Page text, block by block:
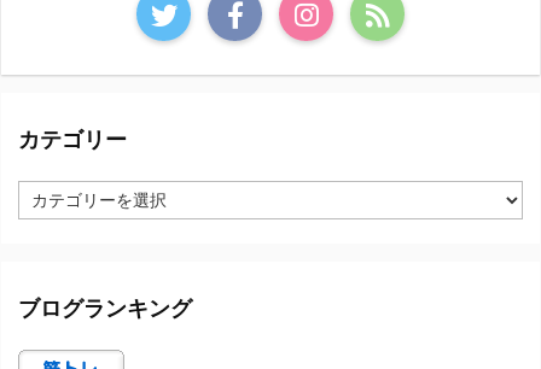
カテゴリー
テ
ブログランキング